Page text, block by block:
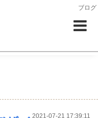
ブログ
2021-07-21 17:39:11